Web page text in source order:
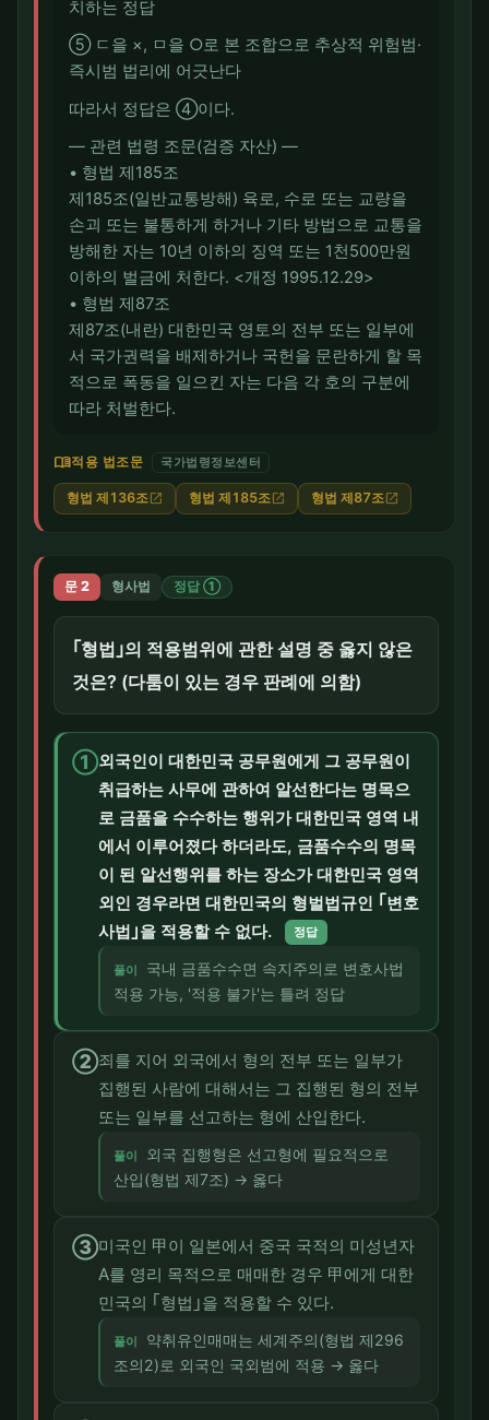
치하는 정답
⑤ ㄷ을 ×, ㅁ을 ○로 본 조합으로 추상적 위험범·
즉시범 법리에 어긋난다
따라서 정답은 ④이다.
― 관련 법령 조문(검증 자산) ―
• 형법 제185조
제185조(일반교통방해) 육로, 수로 또는 교량을
손괴 또는 불통하게 하거나 기타 방법으로 교통을
방해한 자는 10년 이하의 징역 또는 1천500만원
이하의 벌금에 처한다. <개정 1995.12.29>
• 형법 제87조
제87조(내란) 대한민국 영토의 전부 또는 일부에
서 국가권력을 배제하거나 국헌을 문란하게 할 목
적으로 폭동을 일으킨 자는 다음 각 호의 구분에
따라 처벌한다.
menu_book적용 법조문 국가법령정보센터
형법 제136조 open_in_new 형법 제185조 open_in_new 형법 제87조 open_in_new
문 2 형사법 정답 ①
｢형법｣의 적용범위에 관한 설명 중 옳지 않은
것은? (다툼이 있는 경우 판례에 의함)
①외국인이 대한민국 공무원에게 그 공무원이
취급하는 사무에 관하여 알선한다는 명목으
로 금품을 수수하는 행위가 대한민국 영역 내
에서 이루어졌다 하더라도, 금품수수의 명목
이 된 알선행위를 하는 장소가 대한민국 영역
외인 경우라면 대한민국의 형벌법규인 ｢변호
사법｣을 적용할 수 없다.
정답
풀이
국내 금품수수면 속지주의로 변호사법
적용 가능, '적용 불가'는 틀려 정답
②죄를 지어 외국에서 형의 전부 또는 일부가
집행된 사람에 대해서는 그 집행된 형의 전부
또는 일부를 선고하는 형에 산입한다.
풀이
외국 집행형은 선고형에 필요적으로
산입(형법 제7조) → 옳다
③미국인 甲이 일본에서 중국 국적의 미성년자
A를 영리 목적으로 매매한 경우 甲에게 대한
민국의 ｢형법｣을 적용할 수 있다.
풀이
약취유인매매는 세계주의(형법 제296
조의2)로 외국인 국외범에 적용 → 옳다